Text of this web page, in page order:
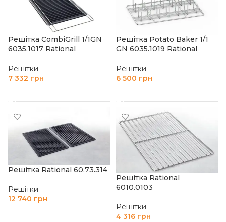
Решітка CombiGrill 1/1GN
6035.1017 Rational
Решітки
7 332 грн
Решітка Potato Baker 1/1
GN 6035.1019 Rational
Решітки
6 500 грн
Решітка Rational 60.73.314
Решітки
12 740 грн
Решітка Rational
6010.0103
Решітки
4 316 грн